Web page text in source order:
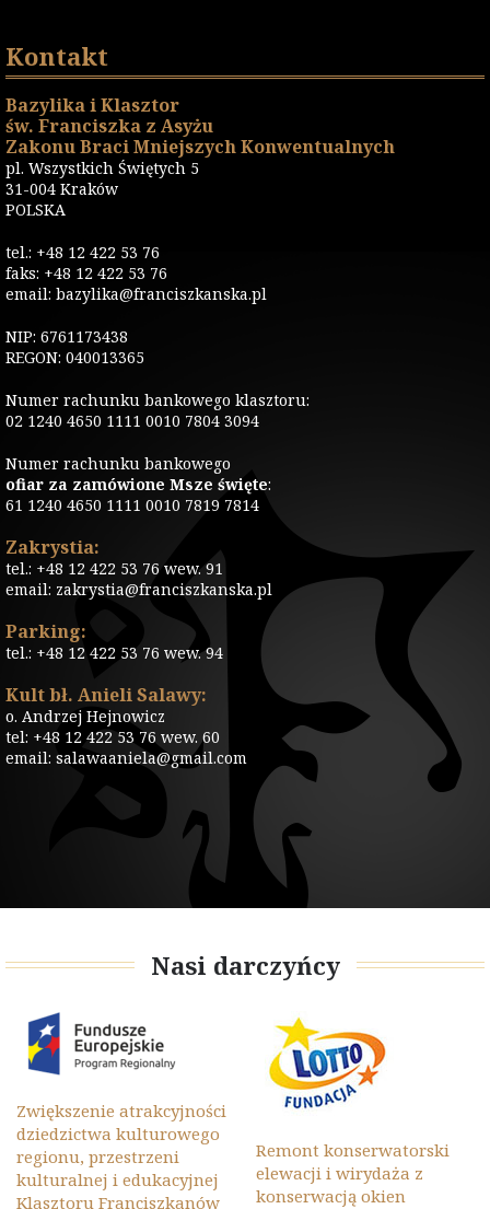
Kontakt
Bazylika i Klasztor
św. Franciszka z Asyżu
Zakonu Braci Mniejszych Konwentualnych
pl. Wszystkich Świętych 5
31-004 Kraków
POLSKA
tel.: +48 12 422 53 76
faks: +48 12 422 53 76
email: bazylika@franciszkanska.pl
NIP: 6761173438
REGON: 040013365
Numer rachunku bankowego klasztoru:
02 1240 4650 1111 0010 7804 3094
Numer rachunku bankowego
ofiar za zamówione Msze święte:
61 1240 4650 1111 0010 7819 7814
Zakrystia:
tel.: +48 12 422 53 76 wew. 91
email: zakrystia@franciszkanska.pl
Parking:
tel.: +48 12 422 53 76 wew. 94
Kult bł. Anieli Salawy:
o. Andrzej Hejnowicz
tel: +48 12 422 53 76 wew. 60
email: salawaaniela@gmail.com
Nasi darczyńcy
Zwiększenie atrakcyjności
dziedzictwa kulturowego
regionu, przestrzeni
kulturalnej i edukacyjnej
Klasztoru Franciszkanów
Remont konserwatorski
elewacji i wirydaża z
konserwacją okien